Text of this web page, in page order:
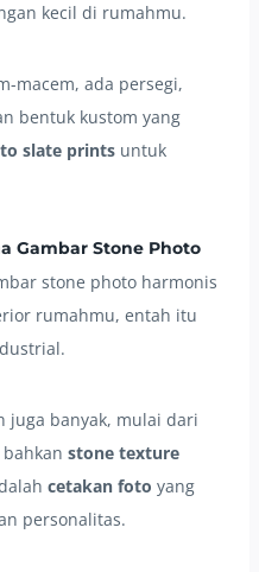
kecil di rumahmu.
macem, ada persegi,
bentuk kustom yang
slate prints untuk
Gambar Stone Photo
stone photo harmonis
rumahmu, entah itu
juga banyak, mulai dari
stone texture
cetakan foto yang
personalitas.